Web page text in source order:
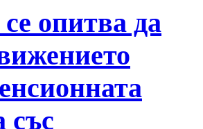
опитва да
със